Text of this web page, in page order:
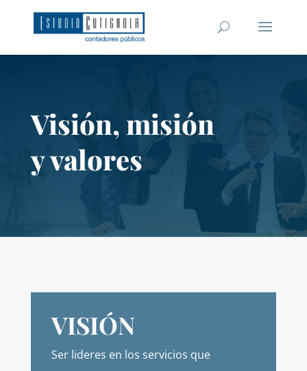
Visión, misión
y valores
VISIÓN
Ser lideres en los servicios que